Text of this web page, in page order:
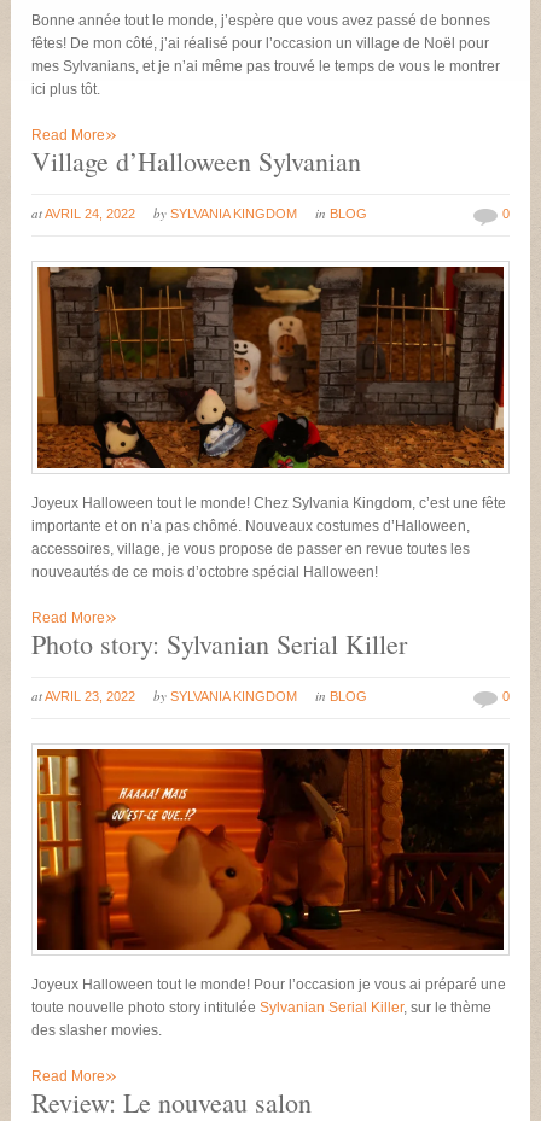
Bonne année tout le monde, j’espère que vous avez passé de bonnes
fêtes! De mon côté, j’ai réalisé pour l’occasion un village de Noël pour
mes Sylvanians, et je n’ai même pas trouvé le temps de vous le montrer
ici plus tôt.
Read More»
Village d’Halloween Sylvanian
atAVRIL 24, 2022 by SYLVANIA KINGDOM in BLOG 0
Joyeux Halloween tout le monde! Chez Sylvania Kingdom, c’est une fête
importante et on n’a pas chômé. Nouveaux costumes d’Halloween,
accessoires, village, je vous propose de passer en revue toutes les
nouveautés de ce mois d’octobre spécial Halloween!
Read More»
Photo story: Sylvanian Serial Killer
atAVRIL 23, 2022 by SYLVANIA KINGDOM in BLOG 0
Joyeux Halloween tout le monde! Pour l’occasion je vous ai préparé une
toute nouvelle photo story intituléeSylvanian Serial Killer, sur le thème
des slasher movies.
Read More»
Review: Le nouveau salon